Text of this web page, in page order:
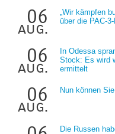
06
aug.
„Wir kämpfen
über die PAC-
06
aug.
In Odessa
Stock: Es wird
ermittelt
06
aug.
Nun können
Die Russen